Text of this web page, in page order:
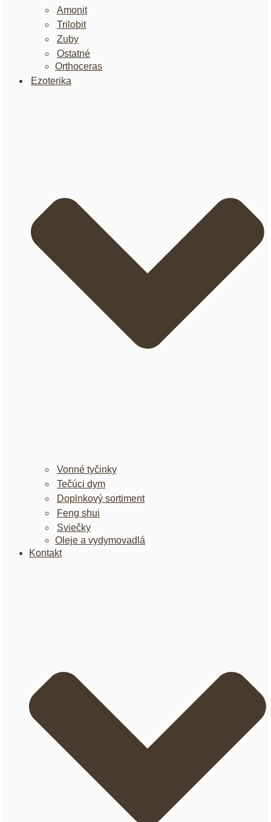
Amonit
Trilobit
Zuby
Ostatné
Orthoceras
Ezoterika
Vonné tyčinky
Tečúci dym
Doplnkový sortiment
Feng shui
Sviečky
Oleje a vydymovadlá
Kontakt